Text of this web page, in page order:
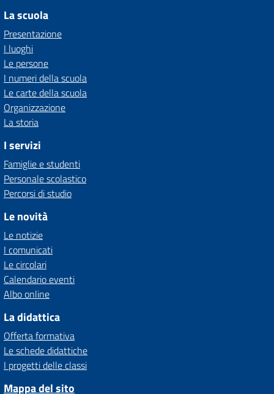
La scuola
Presentazione
I luoghi
Le persone
I numeri della scuola
Le carte della scuola
Organizzazione
La storia
I servizi
Famiglie e studenti
Personale scolastico
Percorsi di studio
Le novità
Le notizie
I comunicati
Le circolari
Calendario eventi
Albo online
La didattica
Offerta formativa
Le schede didattiche
I progetti delle classi
Mappa del sito